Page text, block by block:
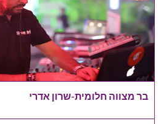
בר מצווה חלומית-שרון אדרי